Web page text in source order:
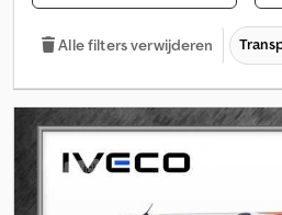
Alle filters verwijderen